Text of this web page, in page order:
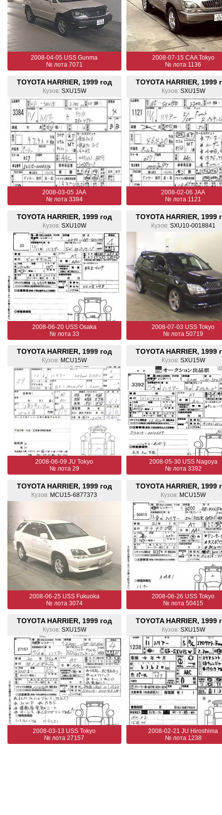
2008-04-05 USS Gunma
№ лота 7071
2008-07-15 CAA Tokyo
№ лота 1136
TOYOTA HARRIER, 1999 год
Кузов: SXU15W
2008-03-05 JAA
№ лота 3384
TOYOTA HARRIER, 1999
Кузов: SXU15W
2008-02-06 JAA
№ лота 1121
TOYOTA HARRIER, 1999 год
Кузов: SXU10W
2008-06-20 USS Osaka
№ лота 33
TOYOTA HARRIER, 1999
Кузов: SXU10-0018841
2008-07-03 USS Tokyo
№ лота 50719
TOYOTA HARRIER, 1999 год
Кузов: MCU15W
2008-06-09 JU Tokyo
№ лота 29
TOYOTA HARRIER, 1999
Кузов: SXU15W
2008-05-30 USS Nagoya
№ лота 3392
TOYOTA HARRIER, 1999 год
Кузов: MCU15-6877373
2008-06-25 USS Fukuoka
№ лота 3074
TOYOTA HARRIER, 1999
Кузов: MCU15W
2008-06-26 USS Tokyo
№ лота 50415
TOYOTA HARRIER, 1999 год
Кузов: SXU15W
2008-03-13 USS Tokyo
№ лота 27157
TOYOTA HARRIER, 1999
Кузов: SXU15W
2008-02-21 JU Hiroshima
№ лота 1238